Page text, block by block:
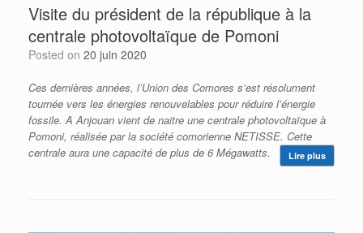
Visite du président de la république à la
centrale photovoltaïque de Pomoni
Posted on 20 juin 2020
Ces dernières années, l’Union des Comores s’est résolument
tournée vers les énergies renouvelables pour réduire l’énergie
fossile. A Anjouan vient de naitre une centrale photovoltaïque à
Pomoni, réalisée par la société comorienne NETISSE. Cette
centrale aura une capacité de plus de 6 Mégawatts.
Lire plus